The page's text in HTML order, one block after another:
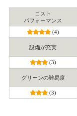
コスト
パフォーマンス
(4)
設備が充実
(3)
グリーンの難易度
(3)